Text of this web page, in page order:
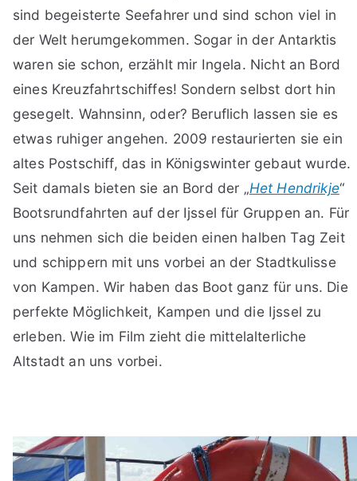
sind begeisterte Seefahrer und sind schon viel in
der Welt herumgekommen. Sogar in der Antarktis
waren sie schon, erzählt mir Ingela. Nicht an Bord
eines Kreuzfahrtschiffes! Sondern selbst dort hin
gesegelt. Wahnsinn, oder? Beruflich lassen sie es
etwas ruhiger angehen. 2009 restaurierten sie ein
altes Postschiff, das in Königswinter gebaut wurde.
Seit damals bieten sie an Bord der „Het Hendrikje“
Bootsrundfahrten auf der Ijssel für Gruppen an. Für
uns nehmen sich die beiden einen halben Tag Zeit
und schippern mit uns vorbei an der Stadtkulisse
von Kampen. Wir haben das Boot ganz für uns. Die
perfekte Möglichkeit, Kampen und die Ijssel zu
erleben. Wie im Film zieht die mittelalterliche
Altstadt an uns vorbei.